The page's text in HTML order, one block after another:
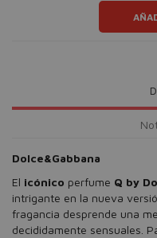
Dolce&Gabbana
El icónico perfume Q by
intrigante en la nueva
fragancia desprende una
decididamente sensuales.